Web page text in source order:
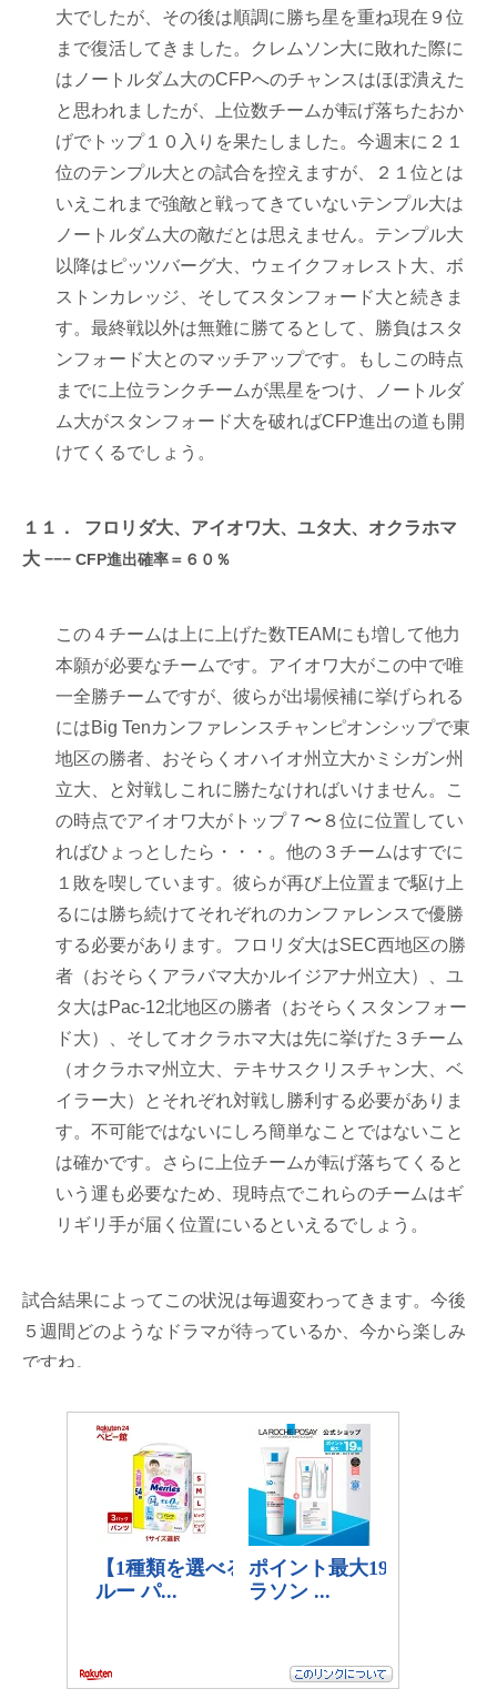
大でしたが、その後は順調に勝ち星を重ね現在９位
まで復活してきました。クレムソン大に敗れた際に
はノートルダム大のCFPへのチャンスはほぼ潰えた
と思われましたが、上位数チームが転げ落ちたおか
げでトップ１０入りを果たしました。今週末に２１
位のテンプル大との試合を控えますが、２１位とは
いえこれまで強敵と戦ってきていないテンプル大は
ノートルダム大の敵だとは思えません。テンプル大
以降はピッツバーグ大、ウェイクフォレスト大、ボ
ストンカレッジ、そしてスタンフォード大と続きま
す。最終戦以外は無難に勝てるとして、勝負はスタ
ンフォード大とのマッチアップです。もしこの時点
までに上位ランクチームが黒星をつけ、ノートルダ
ム大がスタンフォード大を破ればCFP進出の道も開
けてくるでしょう。
１１． フロリダ大、アイオワ大、ユタ大、オクラホマ
大 −−− CFP進出確率＝６０％
この４チームは上に上げた数TEAMにも増して他力
本願が必要なチームです。アイオワ大がこの中で唯
一全勝チームですが、彼らが出場候補に挙げられる
にはBig Tenカンファレンスチャンピオンシップで東
地区の勝者、おそらくオハイオ州立大かミシガン州
立大、と対戦しこれに勝たなければいけません。こ
の時点でアイオワ大がトップ７〜８位に位置してい
ればひょっとしたら・・・。他の３チームはすでに
１敗を喫しています。彼らが再び上位置まで駆け上
るには勝ち続けてそれぞれのカンファレンスで優勝
する必要があります。フロリダ大はSEC西地区の勝
者（おそらくアラバマ大かルイジアナ州立大）、ユ
タ大はPac-12北地区の勝者（おそらくスタンフォー
ド大）、そしてオクラホマ大は先に挙げた３チーム
（オクラホマ州立大、テキサスクリスチャン大、ベ
イラー大）とそれぞれ対戦し勝利する必要がありま
す。不可能ではないにしろ簡単なことではないこと
は確かです。さらに上位チームが転げ落ちてくると
いう運も必要なため、現時点でこれらのチームはギ
リギリ手が届く位置にいるといえるでしょう。
試合結果によってこの状況は毎週変わってきます。今後
５週間どのようなドラマが待っているか、今から楽しみ
ですね。